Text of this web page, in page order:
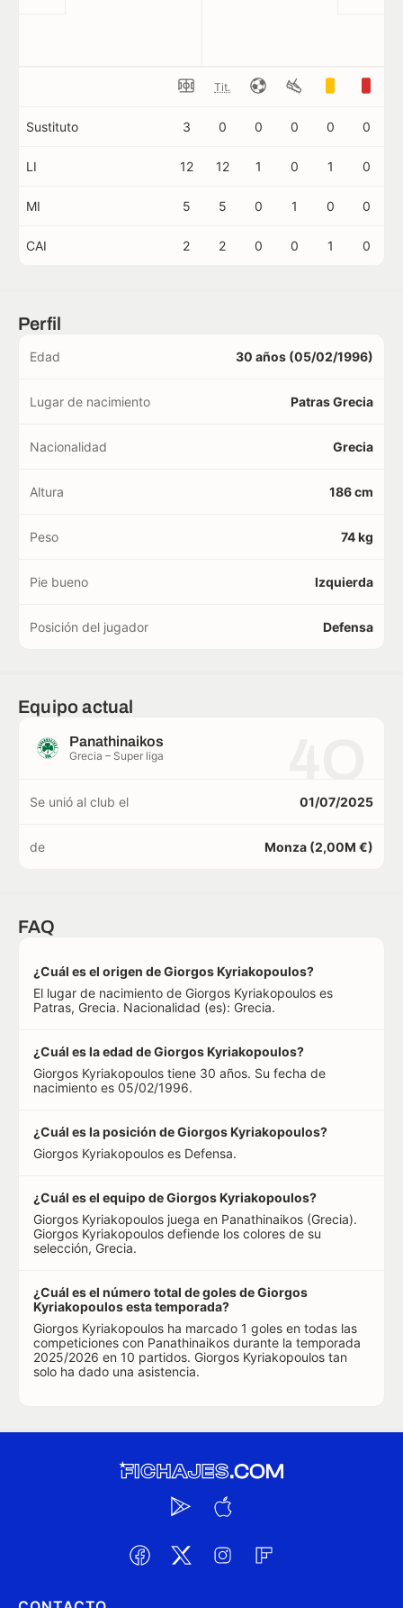
Tit.
Sustituto 3 0 0 0 0 0
LI 12 12 1 0 1 0
MI 5 5 0 1 0 0
CAI 2 2 0 0 1 0
Perfil
Edad 30 años (05/02/1996)
Lugar de nacimiento Patras Grecia
Nacionalidad Grecia
Altura 186 cm
Peso 74 kg
Pie bueno Izquierda
Posición del jugador Defensa
Equipo actual
Panathinaikos
Grecia – Super liga
Se unió al club el 01/07/2025
de Monza (2,00M €)
FAQ
¿Cuál es el origen de Giorgos Kyriakopoulos?
El lugar de nacimiento de Giorgos Kyriakopoulos es
Patras, Grecia. Nacionalidad (es): Grecia.
¿Cuál es la edad de Giorgos Kyriakopoulos?
Giorgos Kyriakopoulos tiene 30 años. Su fecha de
nacimiento es 05/02/1996.
¿Cuál es la posición de Giorgos Kyriakopoulos?
Giorgos Kyriakopoulos es Defensa.
¿Cuál es el equipo de Giorgos Kyriakopoulos?
Giorgos Kyriakopoulos juega en Panathinaikos (Grecia).
Giorgos Kyriakopoulos defiende los colores de su
selección, Grecia.
¿Cuál es el número total de goles de Giorgos
Kyriakopoulos esta temporada?
Giorgos Kyriakopoulos ha marcado 1 goles en todas las
competiciones con Panathinaikos durante la temporada
2025/2026 en 10 partidos. Giorgos Kyriakopoulos tan
solo ha dado una asistencia.